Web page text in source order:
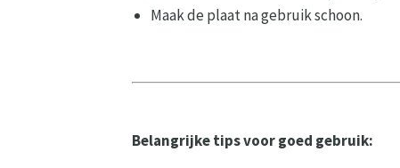
Maak de plaat na gebruik schoon.
Belangrijke tips voor goed gebruik: